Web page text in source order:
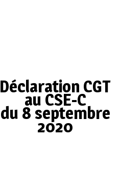
Déclaration CGT
au CSE-C
du 8 septembre
2020